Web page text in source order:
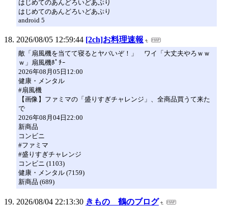
はじめてのあんどろいどあぷり
はじめてのあんどろいどあぷり
android 5
2026/08/05 12:59:44 [2ch]お料理速報
敵「扇風機を当てて寝るとヤバいぞ！」 ワイ「大丈夫やろｗｗ
ｗ」扇風機ﾎﾟﾁｰ
2026年08月05日12:00
健康・メンタル
#扇風機
【画像】ファミマの「盛りすぎチャレンジ」、全商品買うて来た
で
2026年08月04日22:00
新商品
コンビニ
#ファミマ
#盛りすぎチャレンジ
コンビニ (1103)
健康・メンタル (7159)
新商品 (689)
2026/08/04 22:13:30 きもの 鶴のブログ